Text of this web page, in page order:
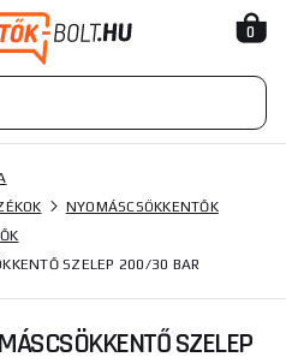
0
NYOMÁSCSÖKKENTŐK
SZELEP 200/30 BAR
SZELEP